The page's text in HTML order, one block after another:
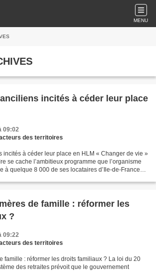
MENU
incités à céder leur place
09:02
des territoires
incités à céder leur place en HLM « Changer de vie »
se cache l’ambitieux programme que l’organisme
à quelque 8 000 de ses locataires d’Ile-de-France
de famille : réformer les
?
09:22
des territoires
famille : réformer les droits familiaux ? La loi du 20
des retraites prévoit que le gouvernement